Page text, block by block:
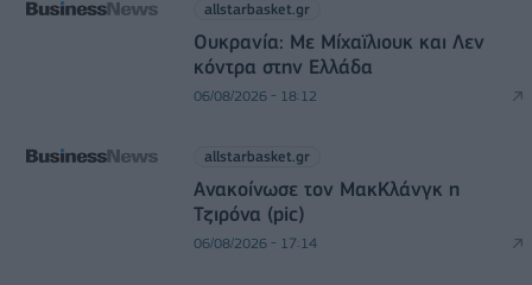
allstarbasket.gr
Ουκρανία: Με Μίχαϊλιουκ και Λεν
κόντρα στην Ελλάδα
06/08/2026 - 18:12
allstarbasket.gr
Ανακοίνωσε τον ΜακΚλάνγκ η
Τζιρόνα (pic)
06/08/2026 - 17:14